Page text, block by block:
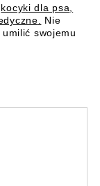
kocyki dla psa,
. Nie
swojemu